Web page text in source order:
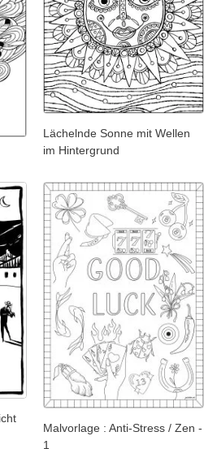
Lächelnde Sonne mit Wellen
im Hintergrund
Malvorlage : Anti-Stress / Zen -
1